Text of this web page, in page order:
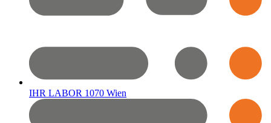
IHR LABOR 1070 Wien